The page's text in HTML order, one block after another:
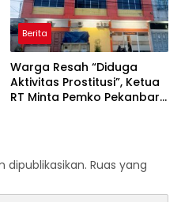
Berita
Warga Resah “Diduga
Aktivitas Prostitusi”, Ketua
RT Minta Pemko Pekanbaru
dipublikasikan. Ruas yang